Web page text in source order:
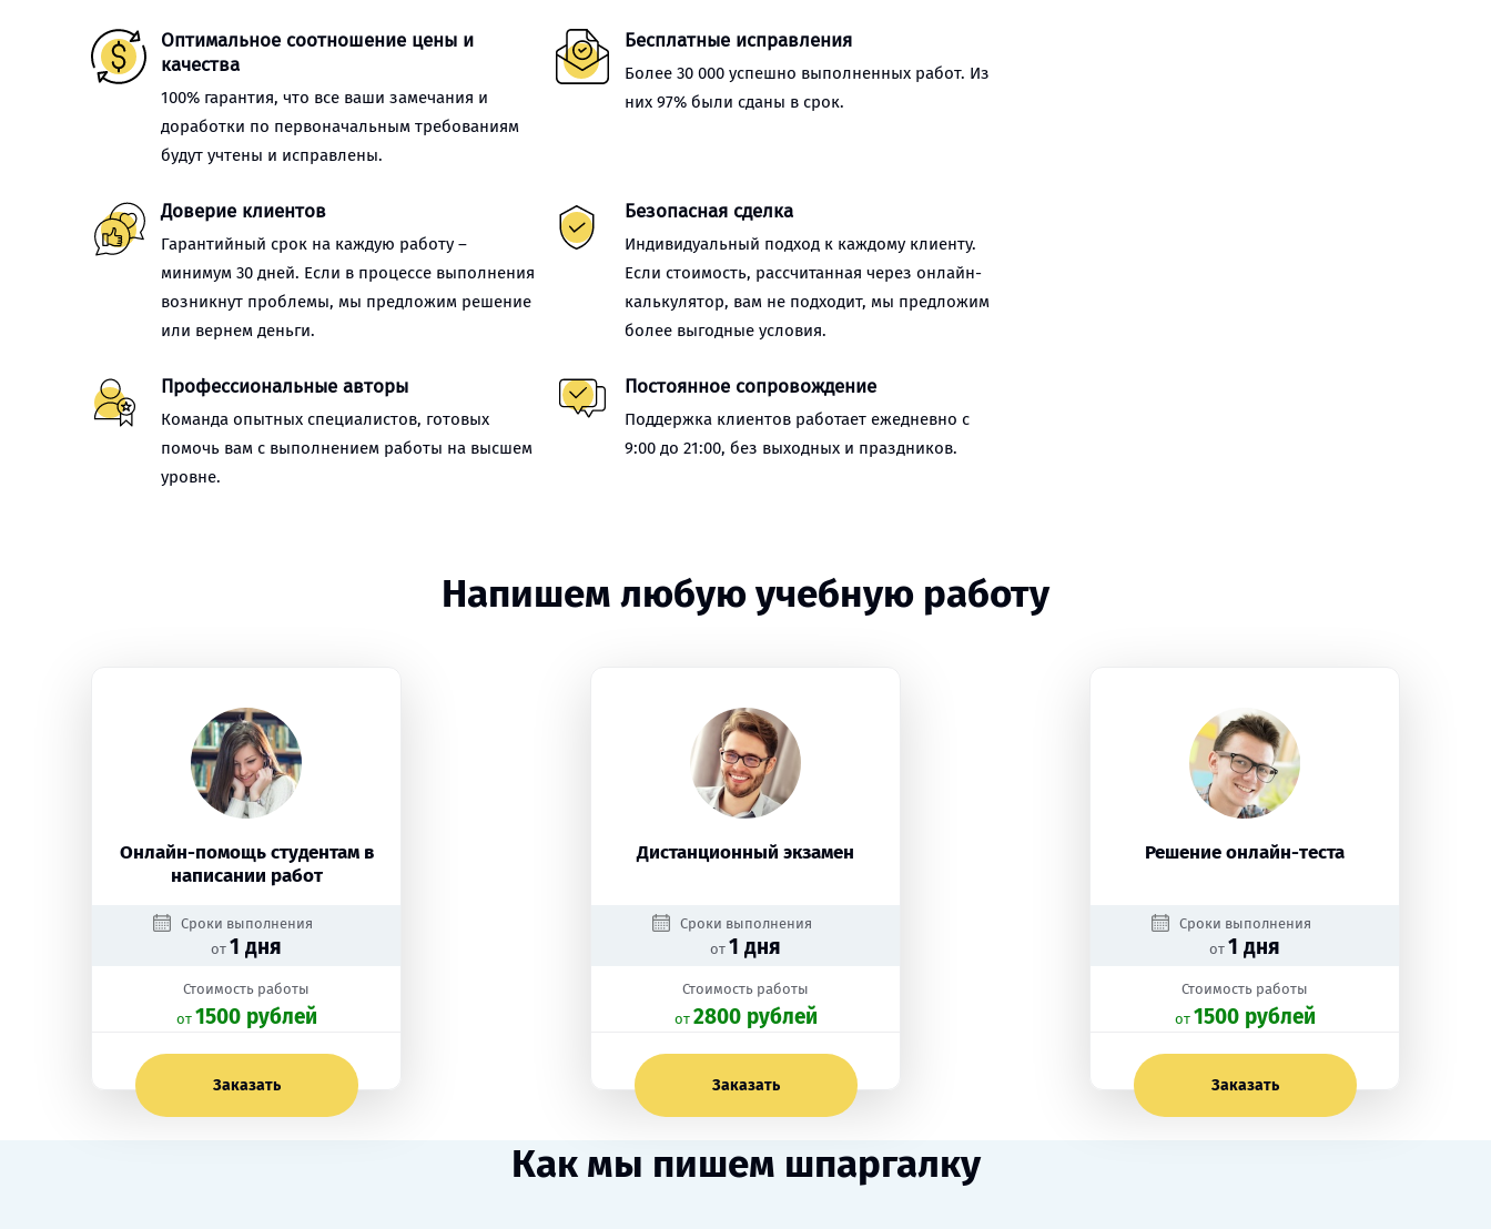
Оптимальное соотношение цены и
качества
100% гарантия, что все ваши замечания и
доработки по первоначальным требованиям
будут учтены и исправлены.
Бесплатные исправления
Более 30 000 успешно выполненных работ. Из
них 97% были сданы в срок.
Доверие клиентов
Гарантийный срок на каждую работу –
минимум 30 дней. Если в процессе выполнения
возникнут проблемы, мы предложим решение
или вернем деньги.
Безопасная сделка
Индивидуальный подход к каждому клиенту.
Если стоимость, рассчитанная через онлайн-
калькулятор, вам не подходит, мы предложим
более выгодные условия.
Профессиональные авторы
Команда опытных специалистов, готовых
помочь вам с выполнением работы на высшем
уровне.
Постоянное сопровождение
Поддержка клиентов работает ежедневно с
9:00 до 21:00, без выходных и праздников.
Напишем любую учебную работу
Онлайн-помощь студентам в
написании работ
Сроки выполнения
от 1 дня
Стоимость работы
oт 1500 рублей
Заказать
Дистанционный экзамен
Сроки выполнения
от 1 дня
Стоимость работы
oт 2800 рублей
Заказать
Решение онлайн-теста
Сроки выполнения
от 1 дня
Стоимость работы
oт 1500 рублей
Заказать
Как мы пишем шпаргалку